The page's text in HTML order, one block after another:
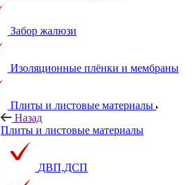
Забор жалюзи
Изоляционные плёнки и мембраны
Плиты и листовые материалы
Назад
Плиты и листовые материалы
ДВП,ДСП